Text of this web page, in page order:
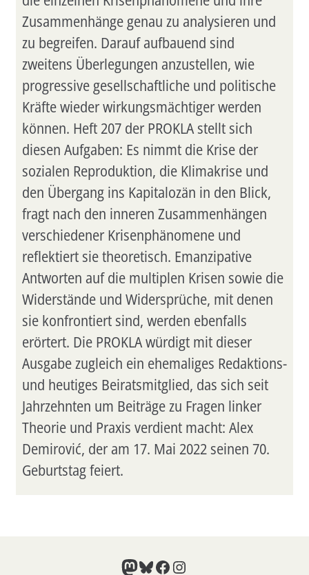
Zusammenhänge genau zu analysieren und
zu begreifen. Darauf aufbauend sind
zweitens Überlegungen anzustellen, wie
progressive gesellschaftliche und politische
Kräfte wieder wirkungsmächtiger werden
können. Heft 207 der PROKLA stellt sich
diesen Aufgaben: Es nimmt die Krise der
sozialen Reproduktion, die Klimakrise und
den Übergang ins Kapitalozän in den Blick,
fragt nach den inneren Zusammenhängen
verschiedener Krisenphänomene und
reflektiert sie theoretisch. Emanzipative
Antworten auf die multiplen Krisen sowie die
Widerstände und Widersprüche, mit denen
sie konfrontiert sind, werden ebenfalls
erörtert. Die PROKLA würdigt mit dieser
Ausgabe zugleich ein ehemaliges Redaktions-
und heutiges Beiratsmitglied, das sich seit
Jahrzehnten um Beiträge zu Fragen linker
Theorie und Praxis verdient macht: Alex
Demirović, der am 17. Mai 2022 seinen 70.
Geburtstag feiert.
Mastodon
Bluesky
Facebook
Instagram